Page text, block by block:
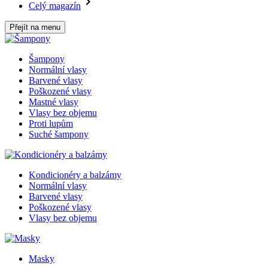
Celý magazín
Přejít na menu
Šampony
Normální vlasy
Barvené vlasy
Poškozené vlasy
Mastné vlasy
Vlasy bez objemu
Proti lupům
Suché šampony
Kondicionéry a balzámy
Normální vlasy
Barvené vlasy
Poškozené vlasy
Vlasy bez objemu
Masky